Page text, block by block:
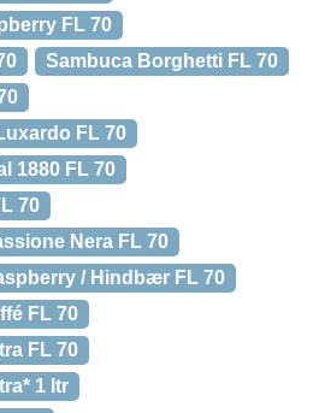
FL 70
Sambuca Borghetti FL 70
FL 70
1880 FL 70
70
Nera FL 70
/ Hindbær FL 70
FL 70
FL 70
1 ltr